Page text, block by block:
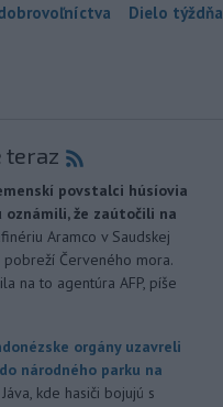
Dielo týždňa
teraz
povstalci húsíovia
oznámili, že zaútočili na
Aramco v Saudskej
pobreží Červeného mora.
na to agentúra AFP, píše
orgány uzavreli
národného parku na
Jáva, kde hasiči bojujú s